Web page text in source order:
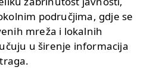
područjima, gdje se
mreža i lokalnih
u širenje informacija